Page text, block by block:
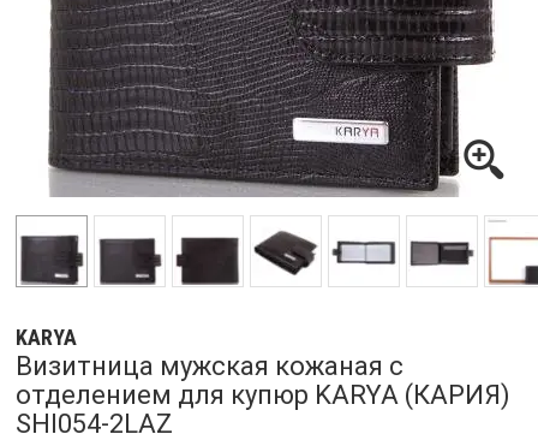
KARYA
Визитница мужская кожаная с
отделением для купюр KARYA (КАРИЯ)
SHI054-2LAZ